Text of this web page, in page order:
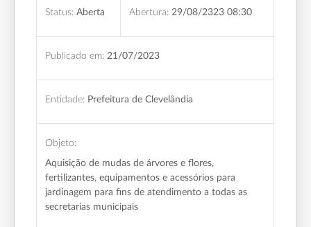
Status: Aberta Abertura: 29/08/2323 08:30
Publicado em: 21/07/2023
Entidade: Prefeitura de Clevelândia
Objeto:
Aquisição de mudas de árvores e flores,
fertilizantes, equipamentos e acessórios para
jardinagem para fins de atendimento a todas as
secretarias municipais